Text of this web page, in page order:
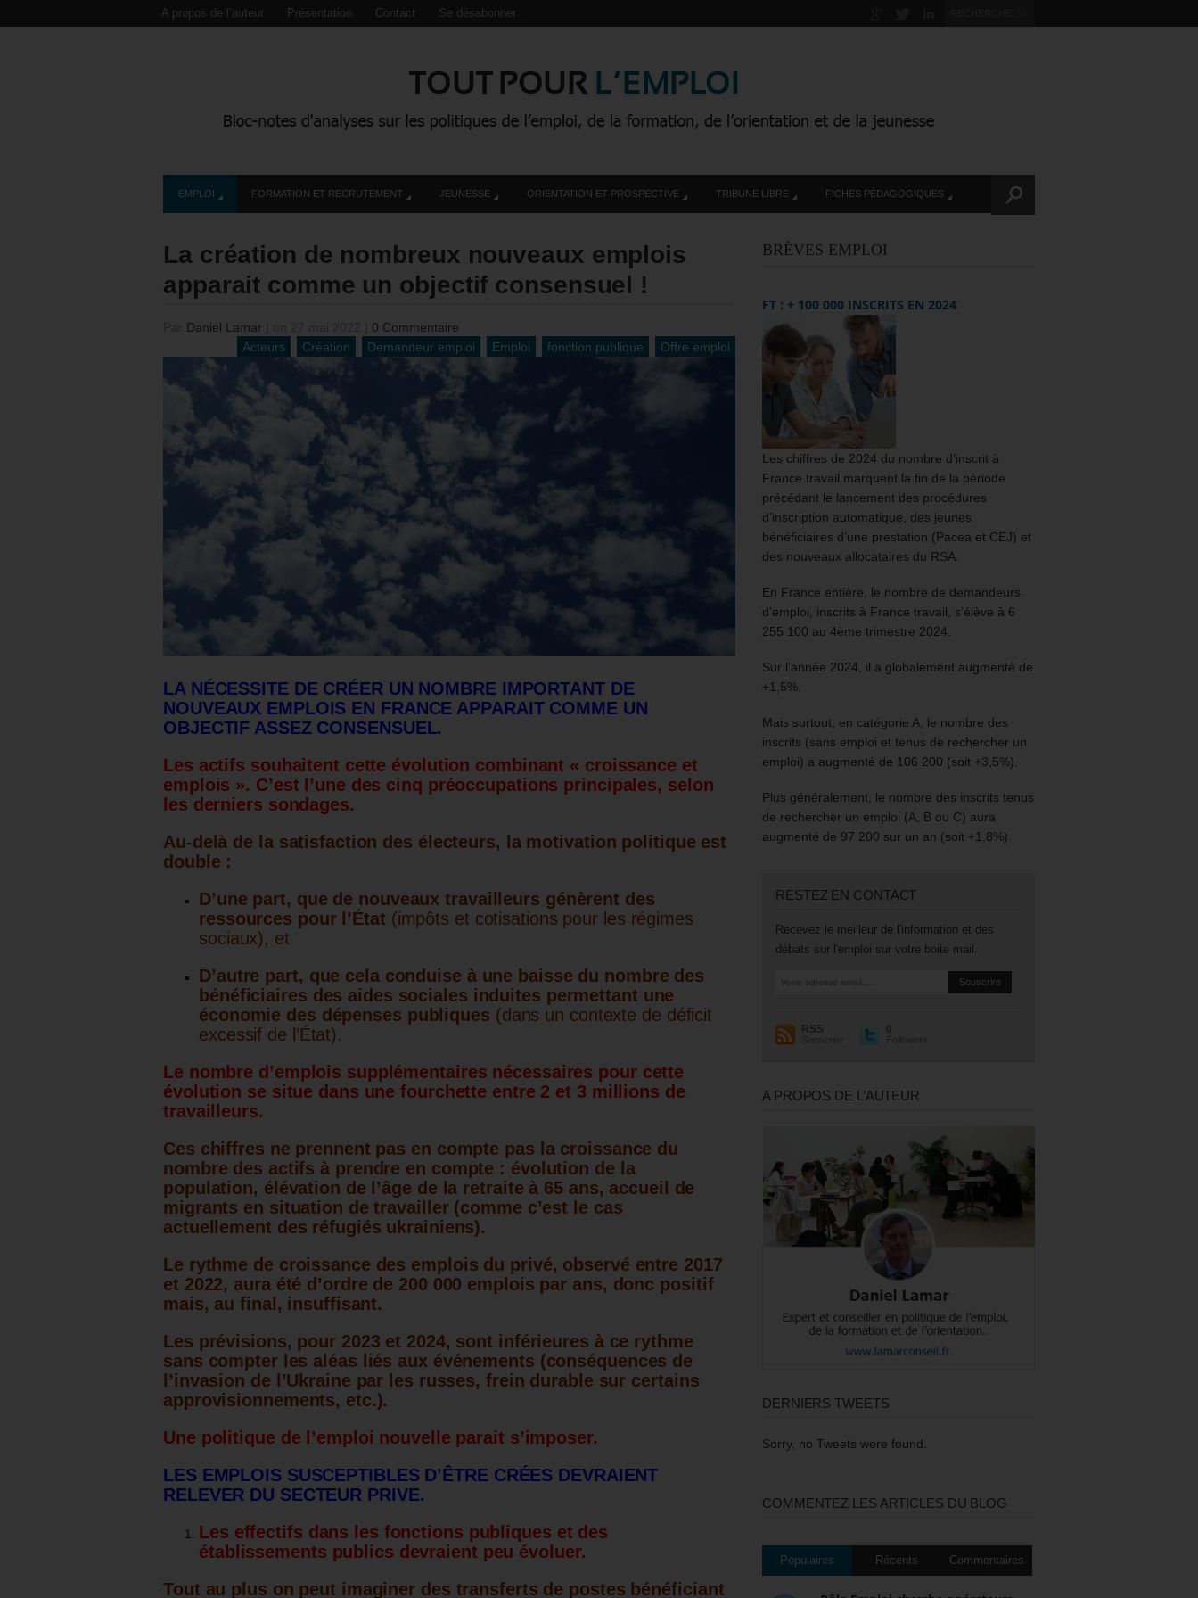
A propos de l’auteur Présentation Contact Se désabonner
EMPLOI FORMATION ET RECRUTEMENT JEUNESSE ORIENTATION ET PROSPECTIVE TRIBUNE LIBRE FICHES PÉDAGOGIQUES
La création de nombreux nouveaux emplois
apparait comme un objectif consensuel !
Daniel Lamar
0 Commentaire
Acteurs
Création Demandeur emploi Emploi fonction publique Offre emploi
LA NÉCESSITE DE CRÉER UN NOMBRE IMPORTANT DE
NOUVEAUX EMPLOIS EN FRANCE APPARAIT COMME UN
OBJECTIF ASSEZ CONSENSUEL.
Les actifs souhaitent cette évolution combinant « croissance et
emplois ». C’est l’une des cinq préoccupations principales, selon
les derniers sondages.
Au-delà de la satisfaction des électeurs, la motivation politique est
double :
D’une part, que de nouveaux travailleurs génèrent des
ressources pour l’État (impôts et cotisations pour les régimes
sociaux), et
D’autre part, que cela conduise à une baisse du nombre des
bénéficiaires des aides sociales induites permettant une
économie des dépenses publiques (dans un contexte de déficit
excessif de l’État).
Le nombre d’emplois supplémentaires nécessaires pour cette
évolution se situe dans une fourchette entre 2 et 3 millions de
travailleurs.
Ces chiffres ne prennent pas en compte pas la croissance du
nombre des actifs à prendre en compte : évolution de la
population, élévation de l’âge de la retraite à 65 ans, accueil de
migrants en situation de travailler (comme c’est le cas
actuellement des réfugiés ukrainiens).
Le rythme de croissance des emplois du privé, observé entre 2017
et 2022, aura été d’ordre de 200 000 emplois par ans, donc positif
mais, au final, insuffisant.
Les prévisions, pour 2023 et 2024, sont inférieures à ce rythme
sans compter les aléas liés aux événements (conséquences de
l’invasion de l’Ukraine par les russes, frein durable sur certains
approvisionnements, etc.).
Une politique de l’emploi nouvelle parait s’imposer.
LES EMPLOIS SUSCEPTIBLES D’ÊTRE CRÉES DEVRAIENT
RELEVER DU SECTEUR PRIVE.
Les effectifs dans les fonctions publiques et des
établissements publics devraient peu évoluer.
Tout au plus on peut imaginer des transferts de postes bénéficiant
BRÈVES EMPLOI
FT : + 100 000 INSCRITS EN 2024
Les chiffres de 2024 du nombre d’inscrit à
France travail marquent la fin de la période
précédant le lancement des procédures
d’inscription automatique, des jeunes
bénéficiaires d’une prestation (Pacea et CEJ) et
des nouveaux allocataires du RSA.
En France entière, le nombre de demandeurs
d’emploi, inscrits à France travail, s’élève à 6
255 100 au 4ème trimestre 2024.
Sur l’année 2024, il a globalement augmenté de
+1,5%.
Mais surtout, en catégorie A, le nombre des
inscrits (sans emploi et tenus de rechercher un
emploi) a augmenté de 106 200 (soit +3,5%).
Plus généralement, le nombre des inscrits tenus
de rechercher un emploi (A, B ou C) aura
augmenté de 97 200 sur un an (soit +1,8%).
RESTEZ EN CONTACT
Recevez le meilleur de l'information et des
débats sur l'emploi sur votre boite mail.
RSS
Souscrire
0
Followers
A PROPOS DE L’AUTEUR
DERNIERS TWEETS
Sorry, no Tweets were found.
COMMENTEZ LES ARTICLES DU BLOG
Populaires Récents Commentaires